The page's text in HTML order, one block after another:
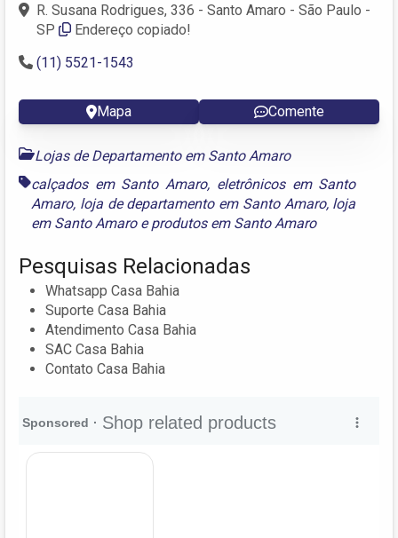
R. Susana Rodrigues, 336 - Santo Amaro - São Paulo -
SP
Endereço copiado!
(11) 5521-1543
Mapa Comente
Lojas de Departamento em Santo Amaro
calçados em Santo Amaro, eletrônicos em Santo
Amaro, loja de departamento em Santo Amaro, loja
em Santo Amaroeprodutos em Santo Amaro
Pesquisas Relacionadas
Whatsapp Casa Bahia
Suporte Casa Bahia
Atendimento Casa Bahia
SAC Casa Bahia
Contato Casa Bahia